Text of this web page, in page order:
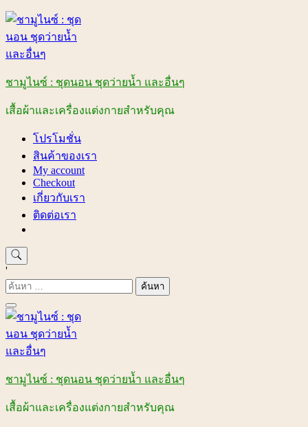
Skip
content
ชามูไนซ์ : ชุดนอน ชุดว่ายน้ำ และอื่นๆ
เสื้อผ้าและเครื่องแต่งกายสำหรับคุณ
โปรโมชั่น
สินค้าของเรา
My account
Checkout
เกี่ยวกับเรา
ติดต่อเรา
'
ค้นหา
สำหรับ:
ชามูไนซ์ : ชุดนอน ชุดว่ายน้ำ และอื่นๆ
เสื้อผ้าและเครื่องแต่งกายสำหรับคุณ